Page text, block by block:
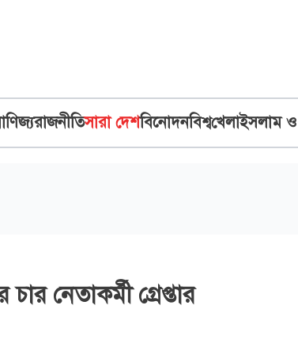
রাজনীতিসারা দেশবিনোদনবিশ্বখেলাইসলাম
নেতাকর্মী গ্রেপ্তার